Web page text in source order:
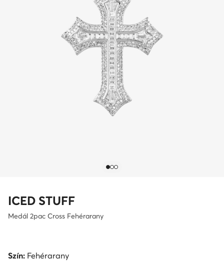
ICED STUFF
Medál 2pac Cross Fehérarany
Szín: Fehérarany